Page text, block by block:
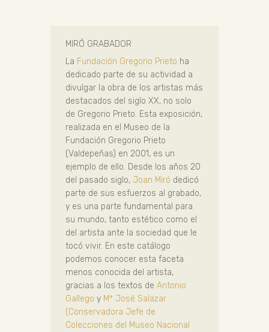
MIRÓ GRABADOR
La Fundación Gregorio Prieto ha
dedicado parte de su actividad a
divulgar la obra de los artistas más
destacados del siglo XX, no solo
de Gregorio Prieto. Esta exposición,
realizada en el Museo de la
Fundación Gregorio Prieto
(Valdepeñas) en 2001, es un
ejemplo de ello. Desde los años 20
del pasado siglo, Joan Miró dedicó
parte de sus esfuerzos al grabado,
y es una parte fundamental para
su mundo, tanto estético como el
del artista ante la sociedad que le
tocó vivir. En este catálogo
podemos conocer esta faceta
menos conocida del artista,
gracias a los textos deAntonio
Gallego y Mª José Salazar
(Conservadora Jefe de
Colecciones del Museo Nacional